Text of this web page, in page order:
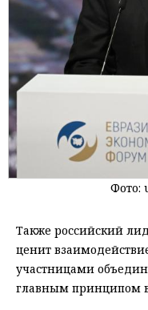
Фото:
Также российский
ценит
участницами
главным принципом